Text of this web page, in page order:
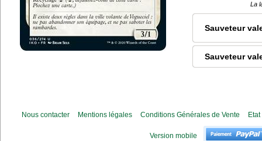
La
Sauveteur
Sauveteur
Nous contacter Mentions légales Conditions Générales de Vente
Version mobile